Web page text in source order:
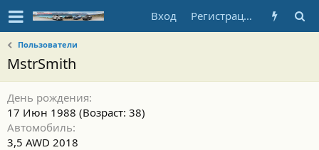
Вход Регистрация
Пользователи
MstrSmith
День рождения
17 Июн 1988 (Возраст: 38)
Автомобиль
3,5 AWD 2018